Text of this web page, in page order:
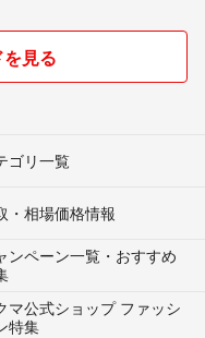
見る
ゴリ一覧
・相場価格情報
ンペーン一覧・おすすめ
マ公式ショップ ファッシ
特集